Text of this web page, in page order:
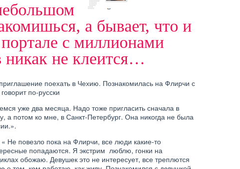
а бывает, что и
с миллионами
никак не клеится…
поехать в Чехию. Познакомилась на Флирчи с
по-русски
ЗНАКОМСТВА,
ЗНАКОМСТВА
СЕМЬЯ
ЗНАКОМСТВА БАДУ. ВСЕ
ОТЗЫВЫ О ЗНАКОМСТВАХ
уже два месяца. Надо тоже пригласить сначала в
а потом ко мне, в Санкт-Петербург. Она никогда не была
« Не повезло пока на Флирчи, все люди какие-то
попадаются. Я экстрим люблю, гонки на
обожаю. Девушек это не интересует, все треплются